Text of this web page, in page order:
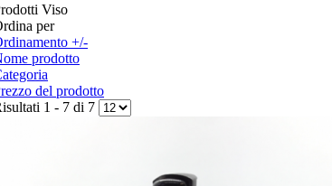
Viso
per
+/-
prodotto
del prodotto
1 - 7 di 7